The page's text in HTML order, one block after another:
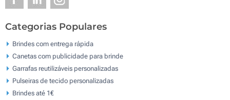
Categorias Populares
Brindes com entrega rápida
Canetas com publicidade para brinde
Garrafas reutilizáveis personalizadas
Pulseiras de tecido personalizadas
Brindes até 1€